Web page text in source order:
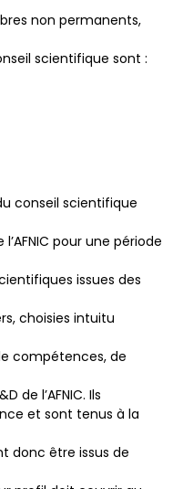
non permanents,
scientifique sont :
conseil scientifique
pour une période
issues des
choisies intuitu
compétences, de
de l’AFNIC. Ils
et sont tenus à la
donc être issus de